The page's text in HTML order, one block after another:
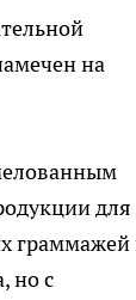
на
для
граммажей
но с